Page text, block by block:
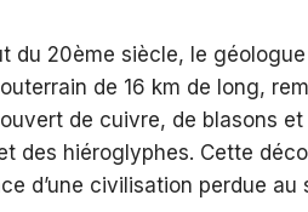
du 20ème siècle, le
de 16 km de long,
de cuivre, de blasons
des hiéroglyphes. Cette
d’une civilisation perdue